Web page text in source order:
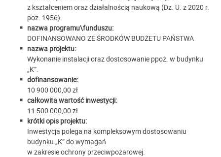
z kształceniem oraz działalnością naukową (Dz. U. z 2020 r.
poz. 1956).
nazwa programu\funduszu:
DOFINANSOWANO ZE ŚRODKÓW BUDŻETU PAŃSTWA
nazwa projektu:
Wykonanie instalacji oraz dostosowanie ppoż. w budynku
„K”.
dofinansowanie:
10 900 000,00 zł
całkowita wartość inwestycji:
11 500 000,00 zł
krótki opis projektu:
Inwestycja polega na kompleksowym dostosowaniu
budynku „K” do wymagań
w zakresie ochrony przeciwpożarowej.